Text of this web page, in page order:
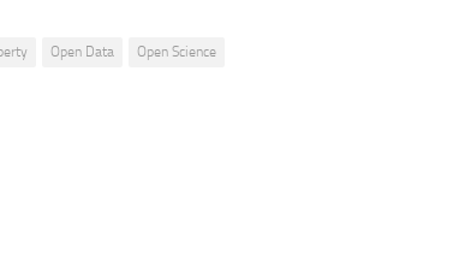
Open Data Open Science